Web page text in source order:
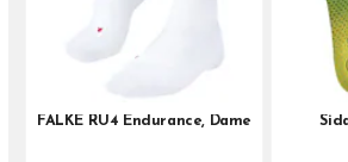
FALKE RU4 Endurance, Dame